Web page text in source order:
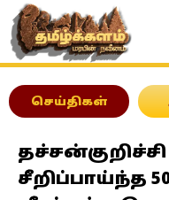
செய்திகள்
சீறிப்பாய்ந்த